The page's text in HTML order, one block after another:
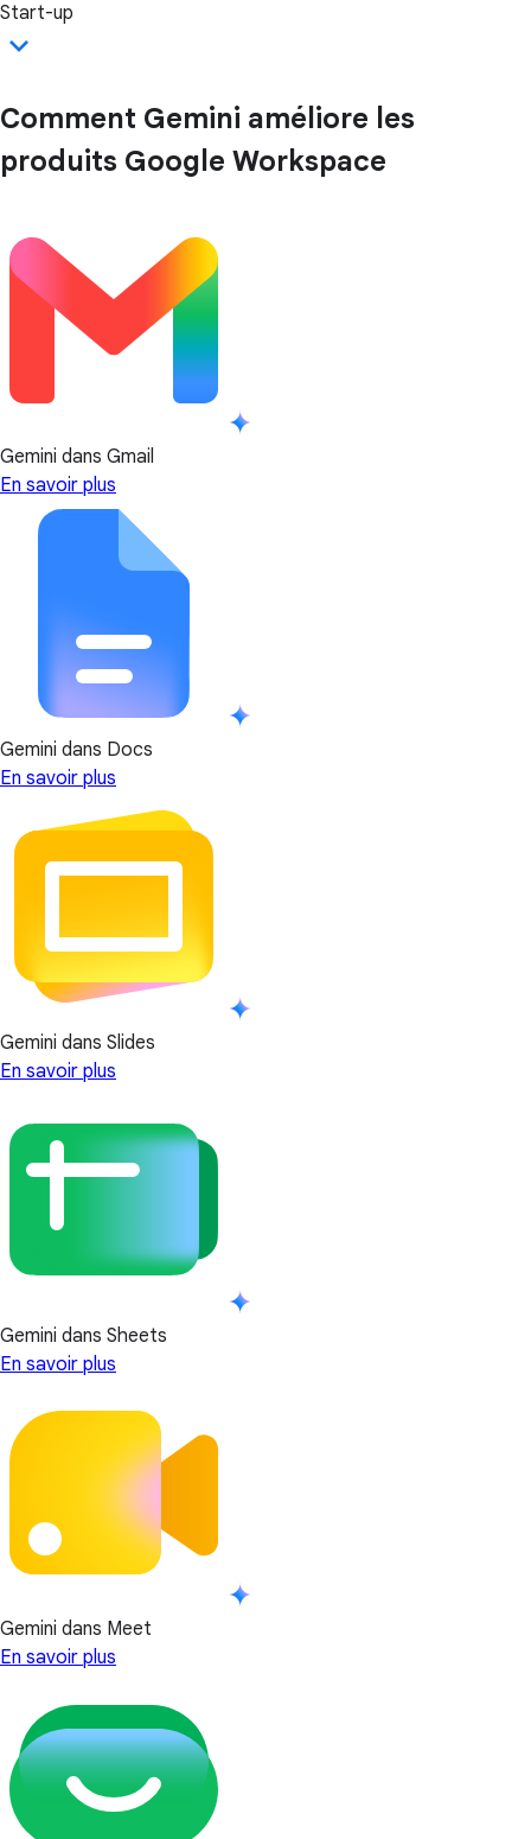
Start-up
Comment Gemini améliore les
produits Google Workspace
Gemini dans Gmail
En savoir plus
Gemini dans Docs
En savoir plus
Gemini dans Slides
En savoir plus
Gemini dans Sheets
En savoir plus
Gemini dans Meet
En savoir plus